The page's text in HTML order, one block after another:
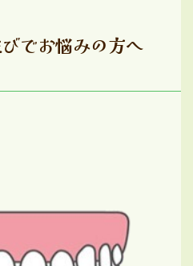
でお悩みの方へ